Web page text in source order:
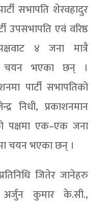
सभापति शेरवहादुर
उपसभापति एवं वरिष्ठ
४ जना मात्रै
चयन भएका छन् ।
पार्टी सभापतिको
निधी, प्रकाशनमान
पक्षमा एक–एक जना
चयन भएका छन् ।
जितेर जानेहरु
अर्जुन कुमार के.सी.,